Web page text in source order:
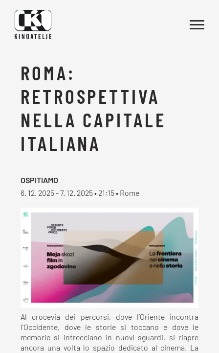
ROMA:
RETROSPETTIVA
NELLA CAPITALE
ITALIANA
OSPITIAMO
6. 12. 2025 - 7. 12. 2025 • 21:15 • Rome
Al crocevia dei percorsi, dove l’Oriente incontra
l’Occidente, dove le storie si toccano e dove le
memorie si intrecciano in nuovi sguardi, si riapre
ancora una volta lo spazio dedicato al cinema. La